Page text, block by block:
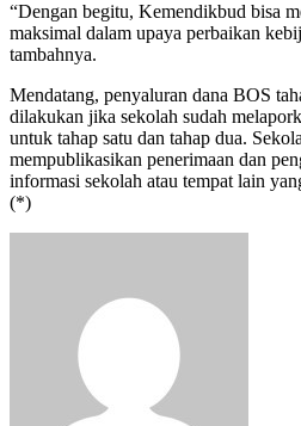
“Dengan begitu, Kemendikbud bisa
maksimal dalam upaya perbaikan
tambahnya.
Mendatang, penyaluran dana BOS
dilakukan jika sekolah sudah
untuk tahap satu dan tahap dua.
mempublikasikan penerimaan dan
informasi sekolah atau tempat lain
(*)